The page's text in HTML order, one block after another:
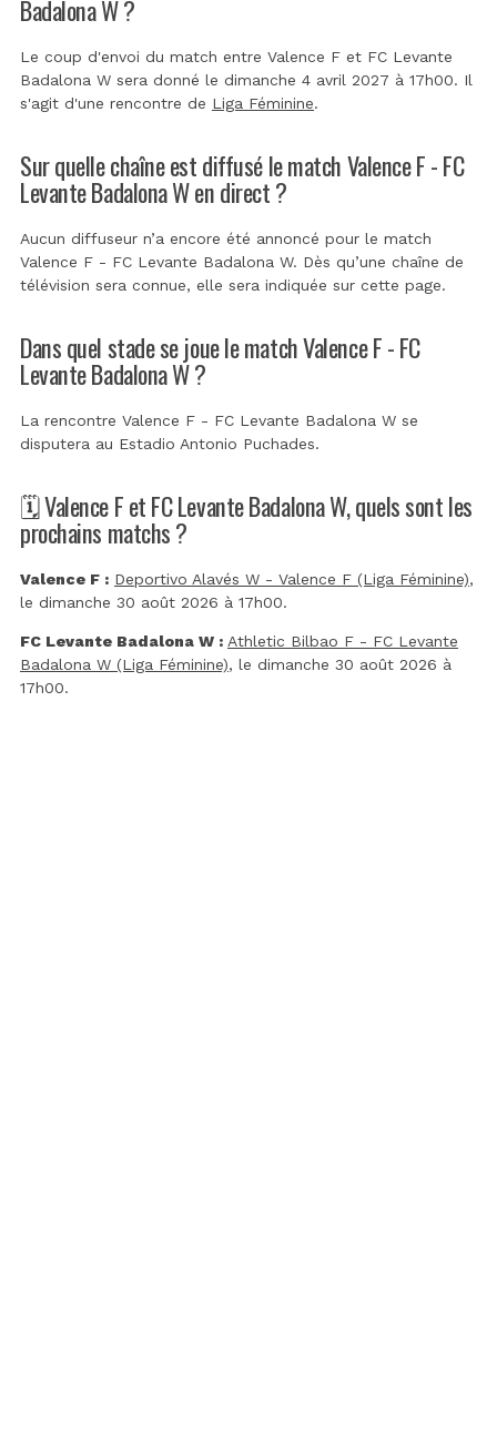
Badalona W ?
Le coup d'envoi du match entre Valence F et FC Levante
Badalona W sera donné le dimanche 4 avril 2027 à 17h00. Il
s'agit d'une rencontre de Liga Féminine.
Sur quelle chaîne est diffusé le match Valence F - FC
Levante Badalona W en direct ?
Aucun diffuseur n’a encore été annoncé pour le match
Valence F - FC Levante Badalona W. Dès qu’une chaîne de
télévision sera connue, elle sera indiquée sur cette page.
Dans quel stade se joue le match Valence F - FC
Levante Badalona W ?
La rencontre Valence F - FC Levante Badalona W se
disputera au Estadio Antonio Puchades.
🗓️ Valence F et FC Levante Badalona W, quels sont les
prochains matchs ?
Valence F : Deportivo Alavés W - Valence F (Liga Féminine),
le dimanche 30 août 2026 à 17h00.
FC Levante Badalona W : Athletic Bilbao F - FC Levante
Badalona W (Liga Féminine), le dimanche 30 août 2026 à
17h00.